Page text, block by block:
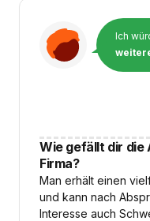
Ich
Wie gefällt dir die
Firma?
Man erhält einen
und kann nach
Interesse auch